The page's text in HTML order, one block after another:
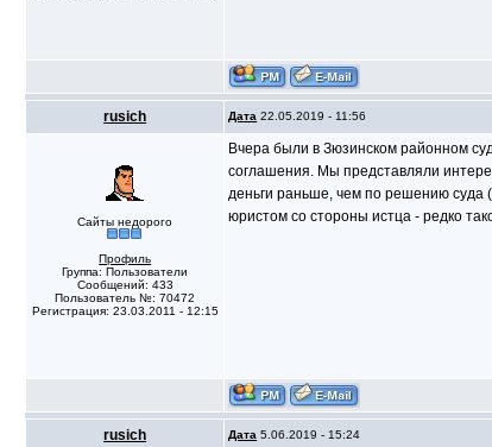
rusich Дата 22.05.2019 - 11:56
Сайты недорого
Профиль
Группа: Пользователи
Сообщений: 433
Пользователь №: 70472
Регистрация: 23.03.2011 - 12:15
Вчера были в Зюзинском районном
соглашения. Мы представляли
деньги раньше, чем по решению суда
юристом со стороны истца - редко
rusich Дата 5.06.2019 - 15:24